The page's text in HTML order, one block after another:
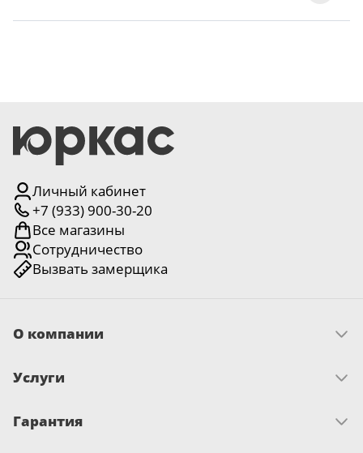
Личный кабинет
+7 (933) 900-30-20
Все магазины
Сотрудничество
Вызвать замерщика
О компании
Миссия и ценности
Новости
Услуги
Замер
Гарантия